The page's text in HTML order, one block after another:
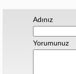
Adınız
Yorumunuz